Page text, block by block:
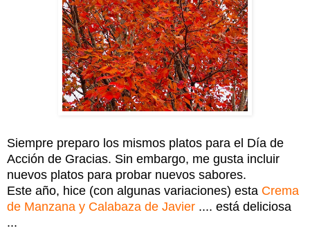
Siempre preparo los mismos platos para el Día de
Acción de Gracias. Sin embargo, me gusta incluir
nuevos platos para probar nuevos sabores.
Este año, hice (con algunas variaciones) esta Crema
de Manzana y Calabaza de Javier .... está deliciosa
...